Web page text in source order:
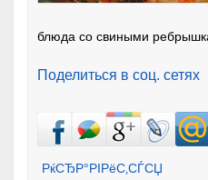
блюда со свиными
Поделиться в соц. сетях
РќСЂР°РІРёС‚СЃСЏ